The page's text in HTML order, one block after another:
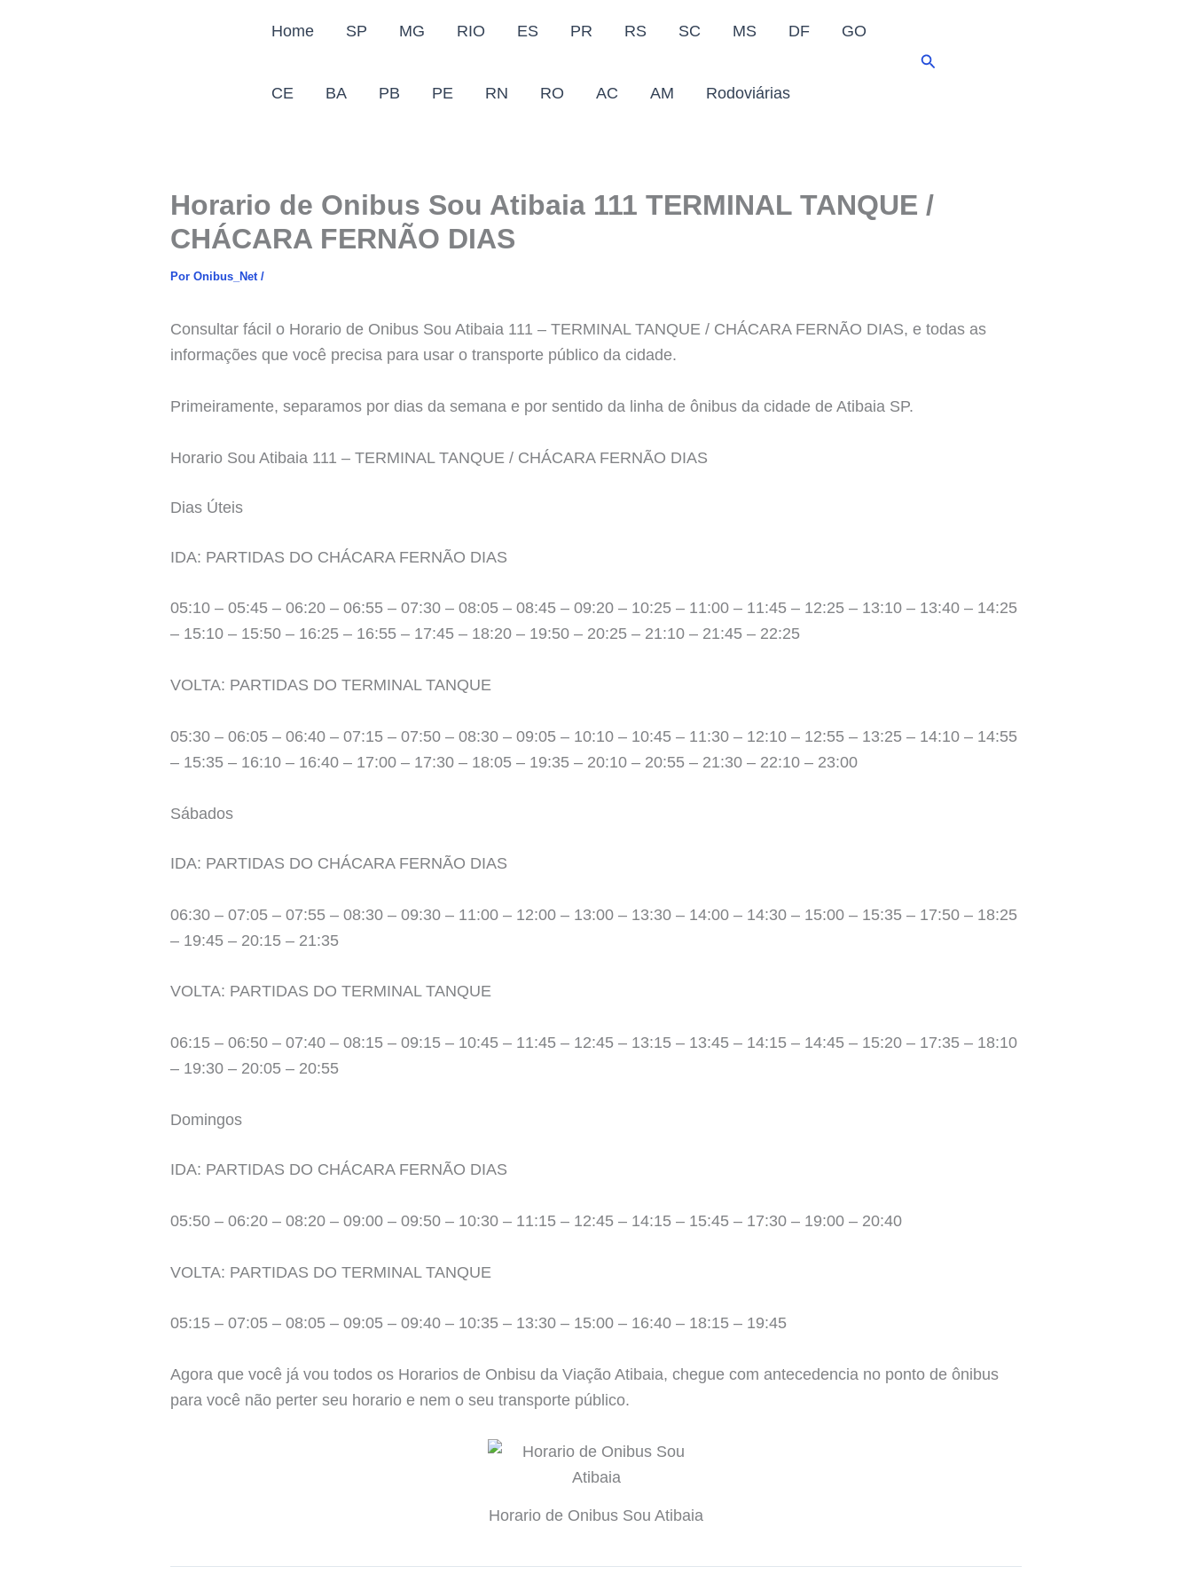
Home SP MG RIO ES PR RS SC MS DF GO
CE BA PB PE RN RO AC AM Rodoviárias
Pesquisar
Horario de Onibus Sou Atibaia 111 TERMINAL TANQUE /
CHÁCARA FERNÃO DIAS
Por Onibus_Net /
Consultar fácil o Horario de Onibus Sou Atibaia 111 – TERMINAL TANQUE / CHÁCARA FERNÃO DIAS, e todas as
informações que você precisa para usar o transporte público da cidade.
Primeiramente, separamos por dias da semana e por sentido da linha de ônibus da cidade de Atibaia SP.
Horario Sou Atibaia 111 – TERMINAL TANQUE / CHÁCARA FERNÃO DIAS
Dias Úteis
IDA: PARTIDAS DO CHÁCARA FERNÃO DIAS
05:10 – 05:45 – 06:20 – 06:55 – 07:30 – 08:05 – 08:45 – 09:20 – 10:25 – 11:00 – 11:45 – 12:25 – 13:10 – 13:40 – 14:25
– 15:10 – 15:50 – 16:25 – 16:55 – 17:45 – 18:20 – 19:50 – 20:25 – 21:10 – 21:45 – 22:25
VOLTA: PARTIDAS DO TERMINAL TANQUE
05:30 – 06:05 – 06:40 – 07:15 – 07:50 – 08:30 – 09:05 – 10:10 – 10:45 – 11:30 – 12:10 – 12:55 – 13:25 – 14:10 – 14:55
– 15:35 – 16:10 – 16:40 – 17:00 – 17:30 – 18:05 – 19:35 – 20:10 – 20:55 – 21:30 – 22:10 – 23:00
Sábados
IDA: PARTIDAS DO CHÁCARA FERNÃO DIAS
06:30 – 07:05 – 07:55 – 08:30 – 09:30 – 11:00 – 12:00 – 13:00 – 13:30 – 14:00 – 14:30 – 15:00 – 15:35 – 17:50 – 18:25
– 19:45 – 20:15 – 21:35
VOLTA: PARTIDAS DO TERMINAL TANQUE
06:15 – 06:50 – 07:40 – 08:15 – 09:15 – 10:45 – 11:45 – 12:45 – 13:15 – 13:45 – 14:15 – 14:45 – 15:20 – 17:35 – 18:10
– 19:30 – 20:05 – 20:55
Domingos
IDA: PARTIDAS DO CHÁCARA FERNÃO DIAS
05:50 – 06:20 – 08:20 – 09:00 – 09:50 – 10:30 – 11:15 – 12:45 – 14:15 – 15:45 – 17:30 – 19:00 – 20:40
VOLTA: PARTIDAS DO TERMINAL TANQUE
05:15 – 07:05 – 08:05 – 09:05 – 09:40 – 10:35 – 13:30 – 15:00 – 16:40 – 18:15 – 19:45
Agora que você já vou todos os Horarios de Onbisu da Viação Atibaia, chegue com antecedencia no ponto de ônibus
para você não perter seu horario e nem o seu transporte público.
Horario de Onibus Sou Atibaia